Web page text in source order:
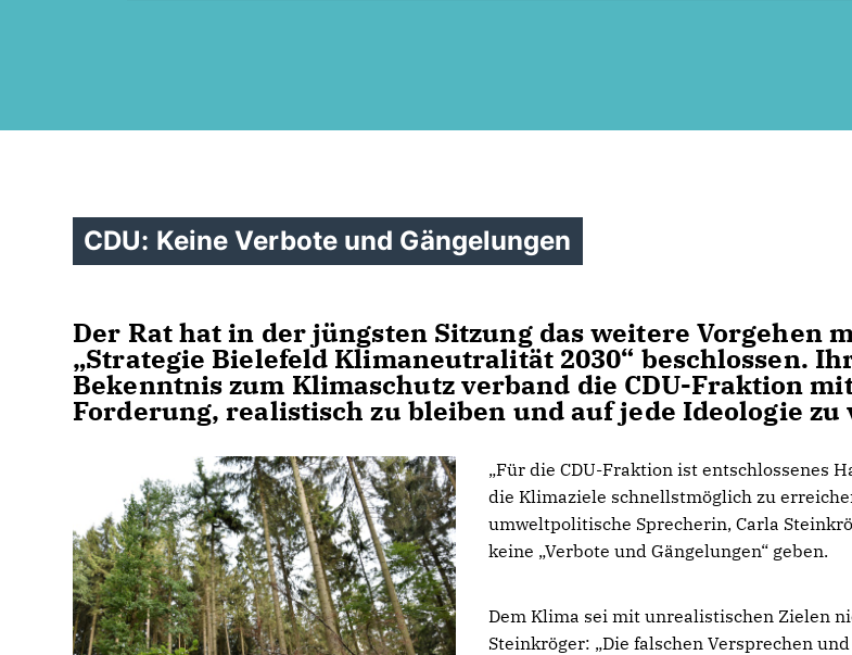
CDU: Keine Verbote und Gängelungen
Der Rat hat in der jüngsten Sitzung das weitere Vorgehen
Strategie Bielefeld Klimaneutralität 2030“ beschlossen.
Bekenntnis zum Klimaschutz verband die CDU-Fraktion
Forderung, realistisch zu bleiben und auf jede Ideologie zu
Für die CDU-Fraktion ist entschlossenes
die Klimaziele schnellstmöglich zu
umweltpolitische Sprecherin, Carla
keine „Verbote und Gängelungen“ geben.
Dem Klima sei mit unrealistischen Zielen
Steinkröger: „Die falschen Versprechen